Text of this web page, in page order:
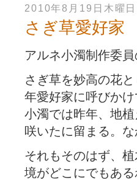
2010年8月19日木曜日
さぎ草愛好家
アルネ小濁制作委
さぎ草を妙高の花
年愛好家に呼びかけ
小濁では昨年、地
咲いたに留まる。
それもそのはず、
境がどこにでもある